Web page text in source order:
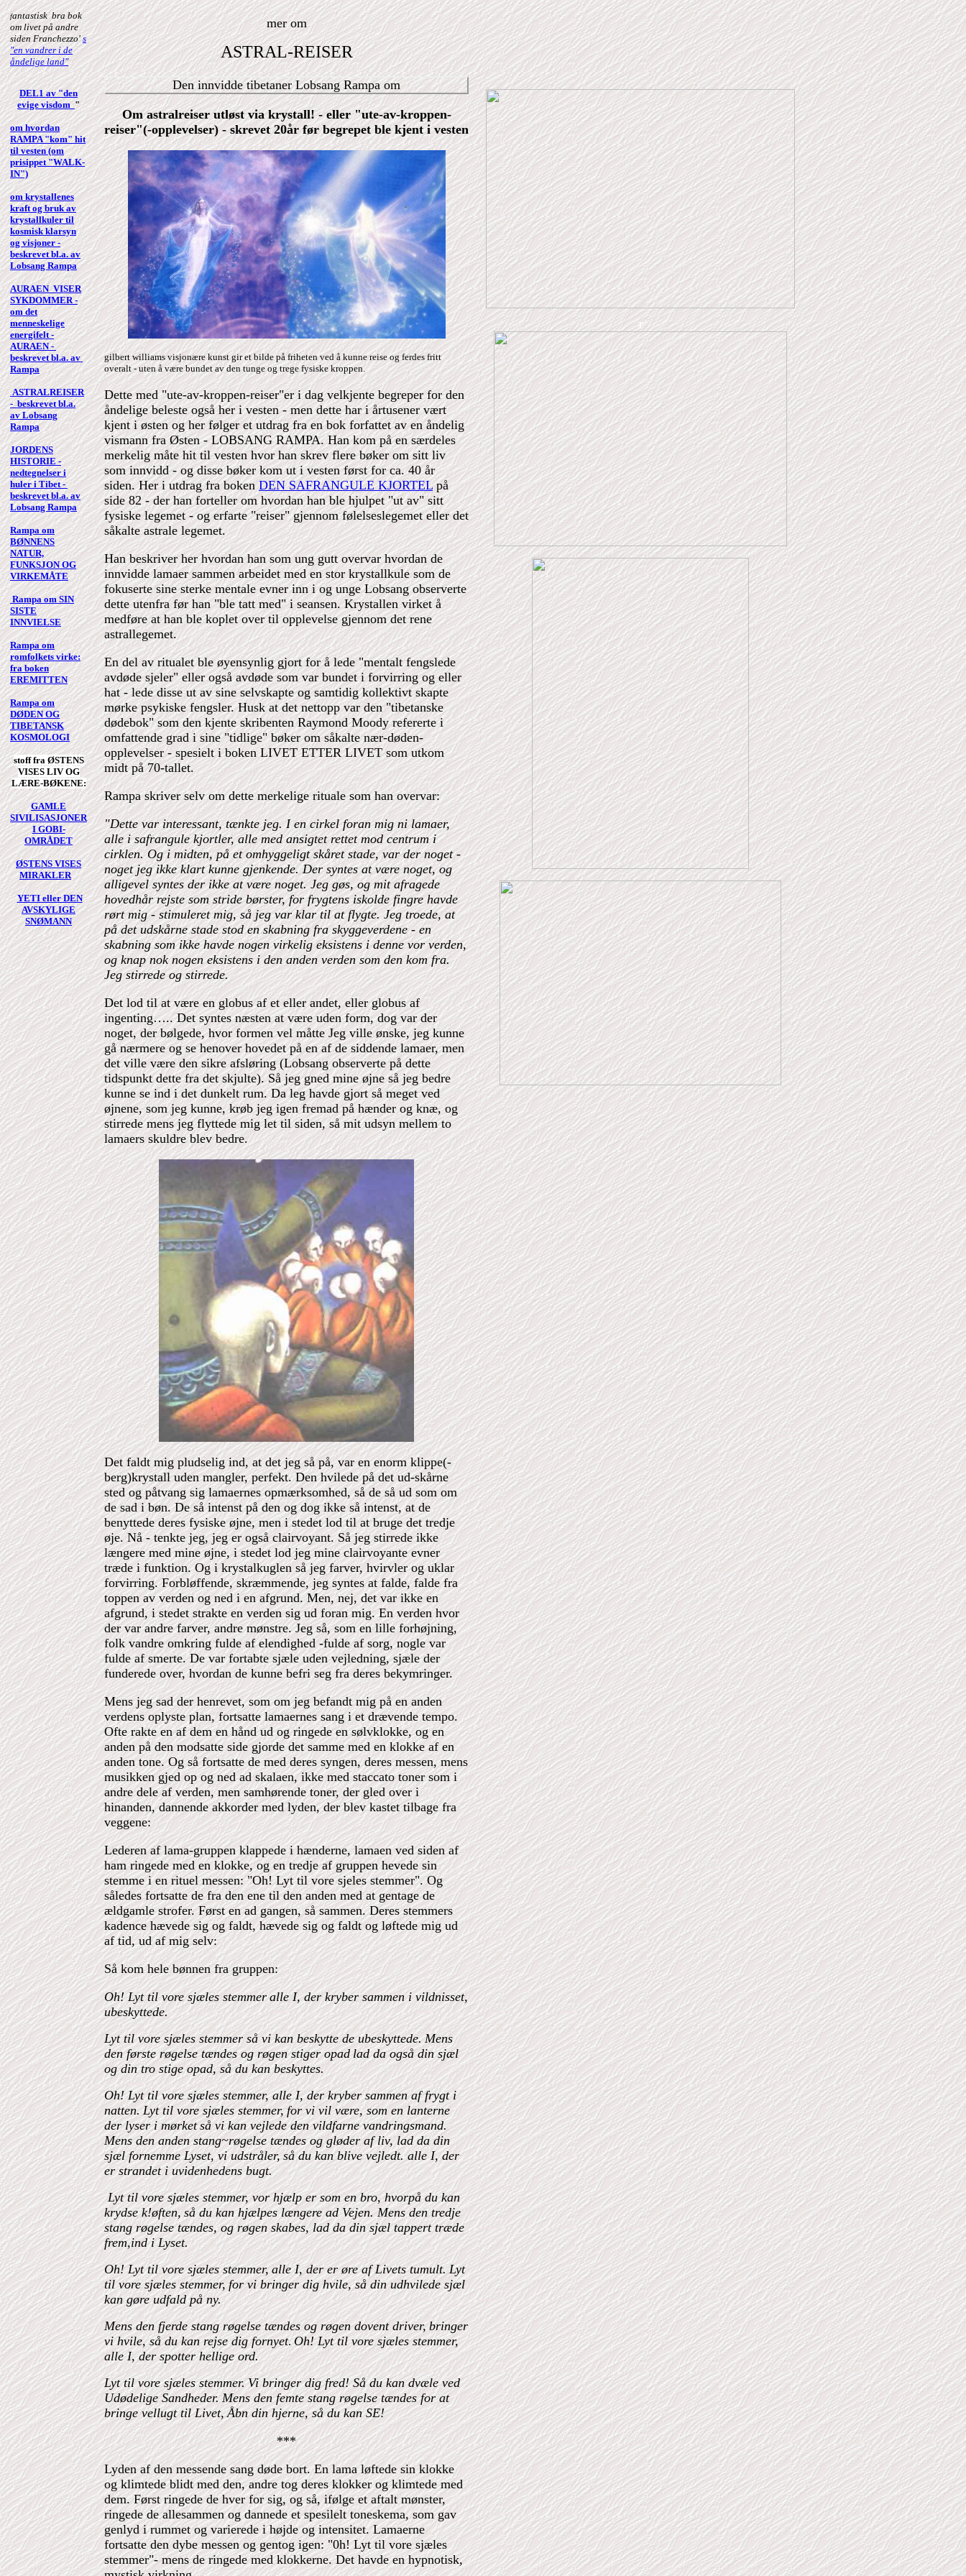
fantastisk bra bok
om livet på andre
siden Franchezzo's
"en vandrer i de
åndelige land"
mer om
ASTRAL-REISER
DEL1 av "den
evige visdom "
om hvordan
RAMPA "kom" hit
til vesten (om
prisippet "WALK-
IN")
om krystallenes
kraft og bruk av
krystallkuler til
kosmisk klarsyn
og visjoner -
beskrevet bl.a. av
Lobsang Rampa
AURAEN VISER
SYKDOMMER -
om det
menneskelige
energifelt -
AURAEN -
beskrevet bl.a. av
Rampa
ASTRALREISER
- beskrevet bl.a.
av Lobsang
Rampa
JORDENS
HISTORIE -
nedtegnelser i
huler i Tibet -
beskrevet bl.a. av
Lobsang Rampa
Rampa om
BØNNENS
NATUR,
FUNKSJON OG
VIRKEMÅTE
Rampa om SIN
SISTE
INNVIELSE
Rampa om
romfolkets virke:
fra boken
EREMITTEN
Rampa om
DØDEN OG
TIBETANSK
KOSMOLOGI
stoff fra ØSTENS
VISES LIV OG
LÆRE-BØKENE:
GAMLE
SIVILISASJONER
I GOBI-
OMRÅDET
ØSTENS VISES
MIRAKLER
YETI eller DEN
AVSKYLIGE
SNØMANN
Den innvidde tibetaner Lobsang Rampa om
Om astralreiser utløst via krystall! - eller "ute-av-kroppen-
reiser"(-opplevelser) - skrevet 20år før begrepet ble kjent i vesten
gilbert williams visjonære kunst gir et bilde på friheten ved å kunne reise og ferdes fritt
overalt - uten å være bundet av den tunge og trege fysiske kroppen.
Dette med "ute-av-kroppen-reiser"er i dag velkjente begreper for den
åndelige beleste også her i vesten - men dette har i årtusener vært
kjent i østen og her følger et utdrag fra en bok forfattet av en åndelig
vismann fra Østen - LOBSANG RAMPA. Han kom på en særdeles
merkelig måte hit til vesten hvor han skrev flere bøker om sitt liv
som innvidd - og disse bøker kom ut i vesten først for ca. 40 år
siden. Her i utdrag fra bokenDEN SAFRANGULE KJORTELpå
side 82 - der han forteller om hvordan han ble hjulpet "ut av" sitt
fysiske legemet - og erfarte "reiser" gjennom følelseslegemet eller det
såkalte astrale legemet.
Han beskriver her hvordan han som ung gutt overvar hvordan de
innvidde lamaer sammen arbeidet med en stor krystallkule som de
fokuserte sine sterke mentale evner inn i og unge Lobsang observerte
dette utenfra før han "ble tatt med" i seansen. Krystallen virket å
medføre at han ble koplet over til opplevelse gjennom det rene
astrallegemet.
En del av ritualet ble øyensynlig gjort for å lede "mentalt fengslede
avdøde sjeler" eller også avdøde som var bundet i forvirring og eller
hat - lede disse ut av sine selvskapte og samtidig kollektivt skapte
mørke psykiske fengsler. Husk at det nettopp var den "tibetanske
dødebok" som den kjente skribenten Raymond Moody refererte i
omfattende grad i sine "tidlige" bøker om såkalte nær-døden-
opplevelser - spesielt i boken LIVET ETTER LIVET som utkom
midt på 70-tallet.
Rampa skriver selv om dette merkelige rituale som han overvar:
"Dette var interessant, tænkte jeg. I en cirkel foran mig ni lamaer,
alle i safrangule kjortler, alle med ansigtet rettet mod centrum i
cirklen. Og i midten, på et omhyggeligt skåret stade, var der noget -
noget jeg ikke klart kunne gjenkende. Der syntes at være noget, og
alligevel syntes der ikke at være noget. Jeg gøs, og mit afragede
hovedhår rejste som stride børster, for frygtens iskolde fingre havde
rørt mig - stimuleret mig, så jeg var klar til at flygte. Jeg troede, at
på det udskårne stade stod en skabning fra skyggeverdene - en
skabning som ikke havde nogen virkelig eksistens i denne vor verden,
og knap nok nogen eksistens i den anden verden som den kom fra.
Jeg stirrede og stirrede.
Det lod til at være en globus af et eller andet, eller globus af
ingenting….. Det syntes næsten at være uden form, dog var der
noget, der bølgede, hvor formen vel måtte Jeg ville ønske, jeg kunne
gå nærmere og se henover hovedet på en af de siddende lamaer, men
det ville være den sikre afsløring (Lobsang observerte på dette
tidspunkt dette fra det skjulte). Så jeg gned mine øjne så jeg bedre
kunne se ind i det dunkelt rum. Da leg havde gjort så meget ved
øjnene, som jeg kunne, krøb jeg igen fremad på hænder og knæ, og
stirrede mens jeg flyttede mig let til siden, så mit udsyn mellem to
lamaers skuldre blev bedre.
Det faldt mig pludselig ind, at det jeg så på, var en enorm klippe(-
berg)krystall uden mangler, perfekt. Den hvilede på det ud-skårne
sted og påtvang sig lamaernes opmærksomhed, så de så ud som om
de sad i bøn. De så intenst på den og dog ikke så intenst, at de
benyttede deres fysiske øjne, men i stedet lod til at bruge det tredje
øje. Nå - tenkte jeg, jeg er også clairvoyant. Så jeg stirrede ikke
længere med mine øjne, i stedet lod jeg mine clairvoyante evner
træde i funktion. Og i krystalkuglen så jeg farver, hvirvler og uklar
forvirring. Forbløffende, skræmmende, jeg syntes at falde, falde fra
toppen av verden og ned i en afgrund. Men, nej, det var ikke en
afgrund, i stedet strakte en verden sig ud foran mig. En verden hvor
der var andre farver, andre mønstre. Jeg så, som en lille forhøjning,
folk vandre omkring fulde af elendighed -fulde af sorg, nogle var
fulde af smerte. De var fortabte sjæle uden vejledning, sjæle der
funderede over, hvordan de kunne befri seg fra deres bekymringer.
Mens jeg sad der henrevet, som om jeg befandt mig på en anden
verdens oplyste plan, fortsatte lamaernes sang i et drævende tempo.
Ofte rakte en af dem en hånd ud og ringede en sølvklokke, og en
anden på den modsatte side gjorde det samme med en klokke af en
anden tone. Og så fortsatte de med deres syngen, deres messen, mens
musikken gjed op og ned ad skalaen, ikke med staccato toner som i
andre dele af verden, men samhørende toner, der gled over i
hinanden, dannende akkorder med lyden, der blev kastet tilbage fra
veggene:
Lederen af lama-gruppen klappede i hænderne, lamaen ved siden af
ham ringede med en klokke, og en tredje af gruppen hevede sin
stemme i en rituel messen: "Oh! Lyt til vore sjeles stemmer". Og
således fortsatte de fra den ene til den anden med at gentage de
ældgamle strofer. Først en ad gangen, så sammen. Deres stemmers
kadence hævede sig og faldt, hævede sig og faldt og løftede mig ud
af tid, ud af mig selv:
Så kom hele bønnen fra gruppen:
Oh! Lyt til vore sjæles stemmer alle I, der kryber sammen i vildnisset,
ubeskyttede.
Lyt til vore sjæles stemmer så vi kan beskytte de ubeskyttede. Mens
den første røgelse tændes og røgen stiger opad lad da også din sjæl
og din tro stige opad, så du kan beskyttes.
Oh! Lyt til vore sjæles stemmer, alle I, der kryber sammen af frygt i
natten. Lyt til vore sjæles stemmer, for vi vil være, som en lanterne
der lyser i mørket så vi kan vejlede den vildfarne vandringsmand.
Mens den anden stang~røgelse tændes og gløder af liv, lad da din
sjæl fornemme Lyset, vi udstråler, så du kan blive vejledt. alle I, der
er strandet i uvidenhedens bugt.
Lyt til vore sjæles stemmer, vor hjælp er som en bro, hvorpå du kan
krydse k!øften, så du kan hjælpes længere ad Vejen. Mens den tredje
stang røgelse tændes, og røgen skabes, lad da din sjæl tappert træde
frem,ind i Lyset.
Oh! Lyt til vore sjæles stemmer, alle I, der er øre af Livets tumult. Lyt
til vore sjæles stemmer, for vi bringer dig hvile, så din udhvilede sjæl
kan gøre udfald på ny.
Mens den fjerde stang røgelse tændes og røgen dovent driver, bringer
vi hvile, så du kan rejse dig fornyet.Oh! Lyt til vore sjæles stemmer,
alle I, der spotter hellige ord.
Lyt til vore sjæles stemmer. Vi bringer dig fred! Så du kan dvæle ved
Udødelige Sandheder. Mens den femte stang røgelse tændes for at
bringe vellugt til Livet, Åbn din hjerne, så du kan SE!
***
Lyden af den messende sang døde bort. En lama løftede sin klokke
og klimtede blidt med den, andre tog deres klokker og klimtede med
dem. Først ringede de hver for sig, og så, ifølge et aftalt mønster,
ringede de allesammen og dannede et spesilelt toneskema, som gav
genlyd i rummet og varierede i højde og intensitet. Lamaerne
fortsatte den dybe messen og gentog igen: "0h! Lyt til vore sjæles
stemmer"- mens de ringede med klokkerne. Det havde en hypnotisk,
T